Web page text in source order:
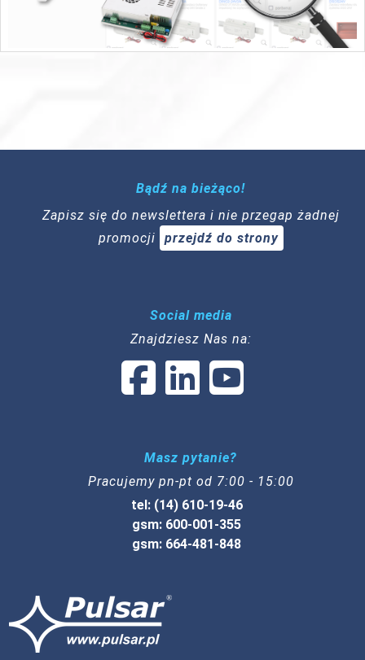
Bądź na bieżąco!
Zapisz się do newslettera i nie przegap żadnej
promocji
przejdź do strony
Social media
Znajdziesz Nas na:
Masz pytanie?
Pracujemy pn-pt od 7:00 - 15:00
tel: (14) 610-19-46
gsm: 600-001-355
gsm: 664-481-848